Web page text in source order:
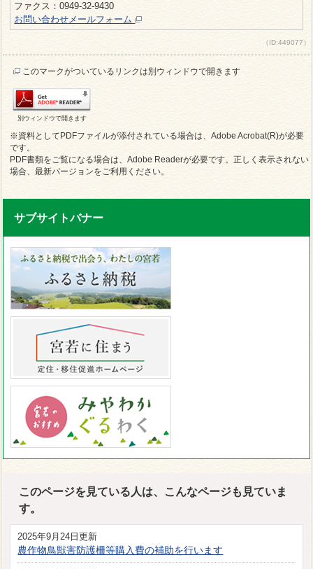
ファクス：0949-32-9430
お問い合わせメールフォーム
（ID:449077）
このマークがついているリンクは別ウィンドウで開きます
別ウィンドウで開きます
※資料としてPDFファイルが添付されている場合は、Adobe Acrobat(R)が必要
です。
PDF書類をご覧になる場合は、Adobe Readerが必要です。正しく表示されない
場合、最新バージョンをご利用ください。
サブサイトバナー
このページを見ている人は、こんなページも見ていま
す。
2025年9月24日更新
農作物鳥獣害防護柵等購入費の補助を行います